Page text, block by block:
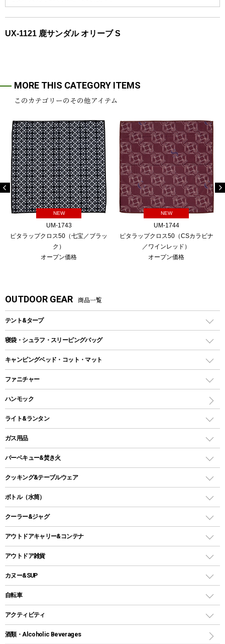
UX-1121 鹿サンダル オリーブ S
MORE THIS CATEGORY ITEMS
このカテゴリーのその他アイテム
NEW
UM-1743
ピタラップクロス50（七宝／ブラッ
ク）
オープン価格
NEW
UM-1744
ピタラップクロス50（CSカラビナ
／ワインレッド）
オープン価格
OUTDOOR GEAR 商品一覧
テント&タープ
テント
ツールームテント
ワンポールテント
シェルターテント
ロッジ型・オリジナルテント
タープ
スクエアタープ（レクタタープ）
メッシュタープ
自立式タープ
パラソル
テントアクセサリー
ペグ
グランドシート
ガイドロープ
ツール
寝袋・シュラフ・スリーピングバッグ
レクタングラー型（封筒型）シュラフ
インナーシュラフ
キャンピングベッド・コット・マット
キャンピングベッド・コット
インフレータブルマット
ファニチャー
アウトドアテーブル
レジャーシート
ハンモック
ライト&ランタン
LEDランタン
ガスランタン
オイルランタン
LEDライト
ヘッドライト
キャンドル
ガス用品
ガスバーナー
ガス缶
ガストーチ、ライター
バーベキュー&焚き火
バーベキューコンロ、グリル
焚き火台タイプ（ロースタイル）グリル
卓上タイプグリル
パーティータイプグリル
鉄板、アミ
焚き火台&ストーブ
火起こし
クッキング&テーブルウェア
ダッチオーブン
ホットサンドメーカー
クッカーセット
シェラカップ
クッキングツール
ナイフ
ボトル（水筒）
ステンレスボトル
コップ付きタイプ
ワンタッチタイプ
プラスチックボトル
ディズニーボトル
クーラー&ジャグ
クーラーボックス
クーラーバッグ
ウォータージャグ
保冷剤
アウトドアキャリー&コンテナ
アウトドアキャリー
アウトドア雑貨
バックパック&バッグ
リュック、バックパック
トートバッグ、サコッシュ
ショッピングキャリー
カヌー&SUP
インフレータブル
カヤック
自転車
折りたたみ自転車
スポーツサイクル
アクティビティ
マリン
酒類・Alcoholic Beverages